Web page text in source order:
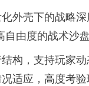
外壳下的战略
自由度的战术沙
构，支持玩家
适应，高度考